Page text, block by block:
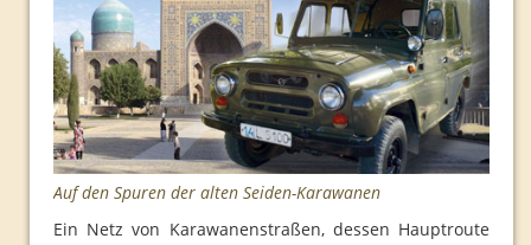
Routen
Seidenstraße
Programm
Organisation
Routen
Indien
Auf den Spuren der alten Seiden-Karawanen
Ein Netz von Karawanenstraßen, dessen Hauptroute